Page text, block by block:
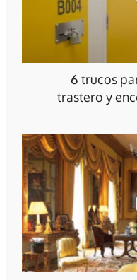
6 trucos
trastero y